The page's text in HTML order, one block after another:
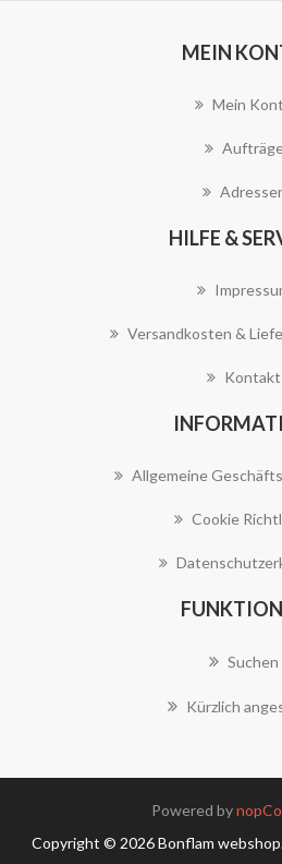
MEIN
Mein
HILFE &
Versandkosten &
Kontakt
Allgemeine
Cookie
Suchen
Kürzlich
Powered by
Copyright © 2026 Bonflam